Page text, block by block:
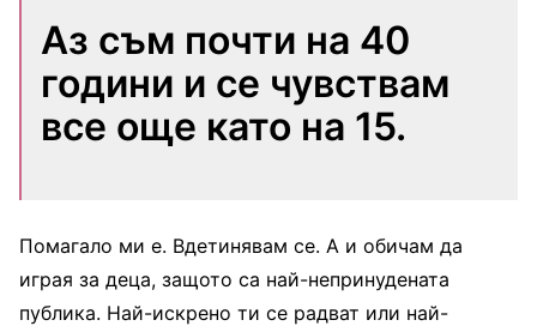
Аз съм почти на 40
години и се чувствам
все още като на 15.
Помагало ми е. Вдетинявам се. А и обичам да
играя за деца, защото са най-непринудената
публика. Най-искрено ти се радват или най-